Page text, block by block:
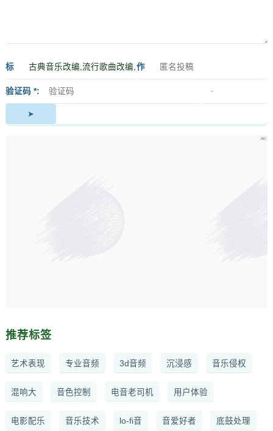
标
签
作
验证码 *
推荐标签
艺术表现 专业音频 3d音频 沉浸感 音乐侵权
混响大 音色控制 电音老司机 用户体验
电影配乐 音乐技术 lo-fi音 音爱好者 底鼓处理